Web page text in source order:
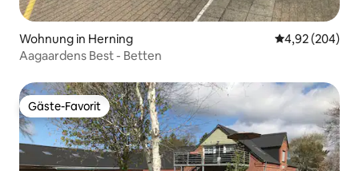
Wohnung in Herning
4,92 (204)
Aagaardens Best - Betten
Gäste-Favorit
Gäste-Favorit